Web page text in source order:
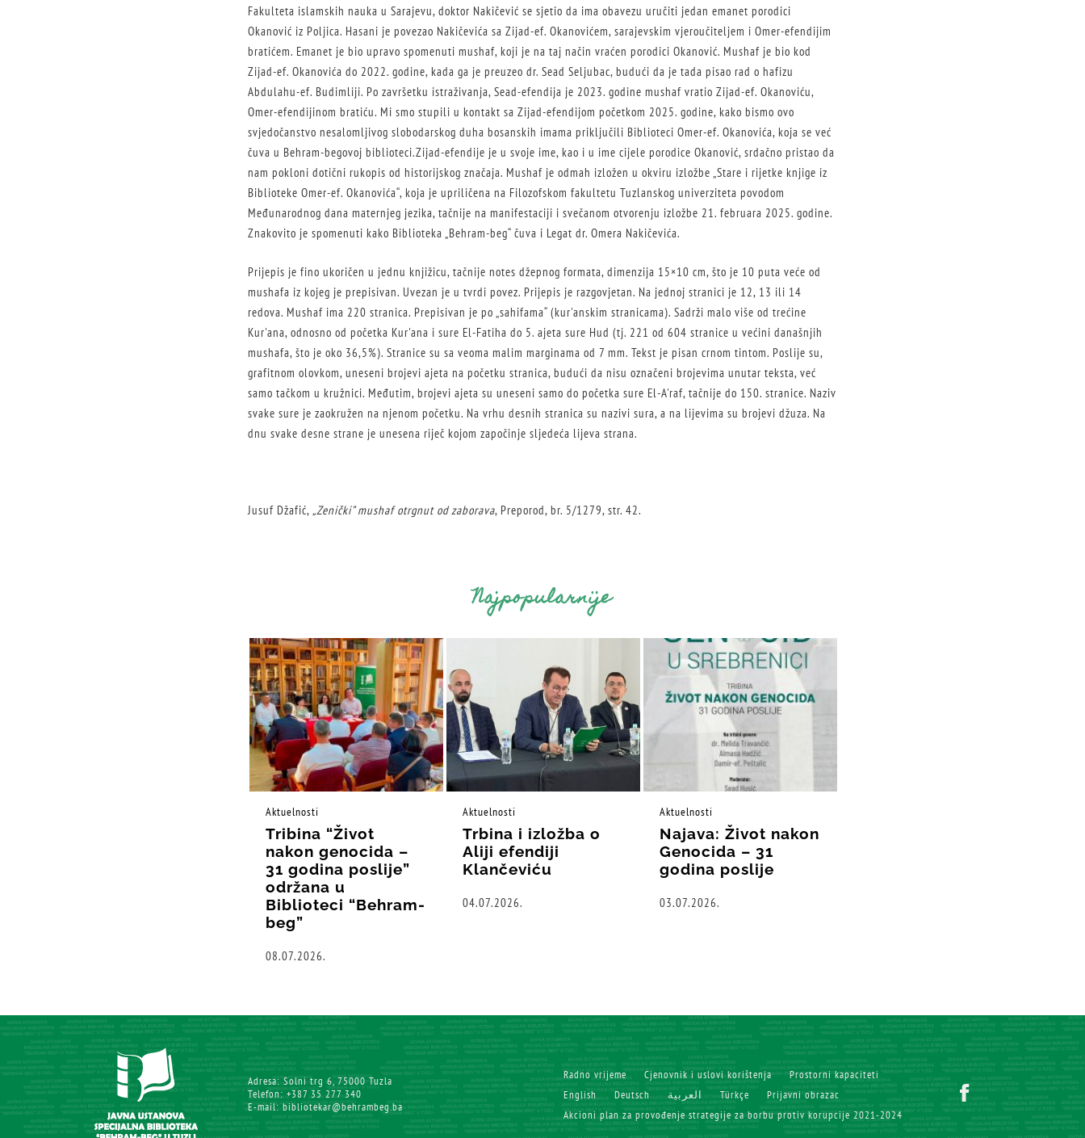
Fakulteta islamskih nauka u Sarajevu, doktor Nakičević se sjetio da ima obavezu uručiti jedan emanet porodici
Okanović iz Poljica. Hasani je povezao Nakičevića sa Zijad-ef. Okanovićem, sarajevskim vjeroučiteljem i Omer-efendijim
bratićem. Emanet je bio upravo spomenuti mushaf, koji je na taj način vraćen porodici Okanović. Mushaf je bio kod
Zijad-ef. Okanovića do 2022. godine, kada ga je preuzeo dr. Sead Seljubac, budući da je tada pisao rad o hafizu
Abdulahu-ef. Budimliji. Po završetku istraživanja, Sead-efendija je 2023. godine mushaf vratio Zijad-ef. Okanoviću,
Omer-efendijinom bratiću. Mi smo stupili u kontakt sa Zijad-efendijom početkom 2025. godine, kako bismo ovo
svjedočanstvo nesalomljivog slobodarskog duha bosanskih imama priključili Biblioteci Omer-ef. Okanovića, koja se već
čuva u Behram-begovoj biblioteci.Zijad-efendije je u svoje ime, kao i u ime cijele porodice Okanović, srdačno pristao da
nam pokloni dotični rukopis od historijskog značaja. Mushaf je odmah izložen u okviru izložbe „Stare i rijetke knjige iz
Biblioteke Omer-ef. Okanovića“, koja je upriličena na Filozofskom fakultetu Tuzlanskog univerziteta povodom
Međunarodnog dana maternjeg jezika, tačnije na manifestaciji i svečanom otvorenju izložbe 21. februara 2025. godine.
Znakovito je spomenuti kako Biblioteka „Behram-beg“ čuva i Legat dr. Omera Nakičevića.
Prijepis je fino ukoričen u jednu knjižicu, tačnije notes džepnog formata, dimenzija 15×10 cm, što je 10 puta veće od
mushafa iz kojeg je prepisivan. Uvezan je u tvrdi povez. Prijepis je razgovjetan. Na jednoj stranici je 12, 13 ili 14
redova. Mushaf ima 220 stranica. Prepisivan je po „sahifama“ (kur'anskim stranicama). Sadrži malo više od trećine
Kur'ana, odnosno od početka Kur'ana i sure El-Fatiha do 5. ajeta sure Hud (tj. 221 od 604 stranice u većini današnjih
mushafa, što je oko 36,5%). Stranice su sa veoma malim marginama od 7 mm. Tekst je pisan crnom tintom. Poslije su,
grafitnom olovkom, uneseni brojevi ajeta na početku stranica, budući da nisu označeni brojevima unutar teksta, već
samo tačkom u kružnici. Međutim, brojevi ajeta su uneseni samo do početka sure El-A'raf, tačnije do 150. stranice. Naziv
svake sure je zaokružen na njenom početku. Na vrhu desnih stranica su nazivi sura, a na lijevima su brojevi džuza. Na
dnu svake desne strane je unesena riječ kojom započinje sljedeća lijeva strana.
Jusuf Džafić, „Zenički” mushaf otrgnut od zaborava, Preporod, br. 5/1279, str. 42.
Najpopularnije
Aktuelnosti
Tribina “Život
nakon genocida –
31 godina poslije”
održana u
Biblioteci “Behram-
beg”
08.07.2026.
Aktuelnosti
Trbina i izložba o
Aliji efendiji
Klančeviću
04.07.2026.
Aktuelnosti
Najava: Život nakon
Genocida – 31
godina poslije
03.07.2026.
Adresa: Solni trg 6, 75000 Tuzla
Telefon: +387 35 277 340
E-mail: bibliotekar@behrambeg.ba
Radno vrijeme Cjenovnik i uslovi korištenja
Prostorni kapaciteti
English
Deutsch العربية Türkçe
Prijavni obrazac
Akcioni plan za provođenje strategije za borbu protiv korupcije 2021-2024